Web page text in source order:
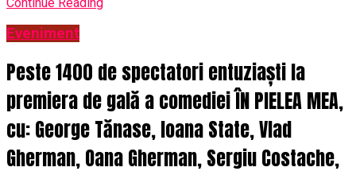
Eveniment
Peste 1400 de spectatori entuziaști la
premiera de gală a comediei ÎN PIELEA MEA,
cu: George Tănase, Ioana State, Vlad
Gherman, Oana Gherman, Sergiu Costache,